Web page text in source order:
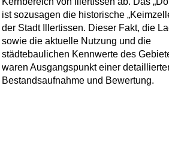
ist sozusagen die historische
der Stadt Illertissen. Dieser Fakt, die
sowie die aktuelle Nutzung und die
städtebaulichen Kennwerte des
waren Ausgangspunkt einer
Bestandsaufnahme und Bewertung.